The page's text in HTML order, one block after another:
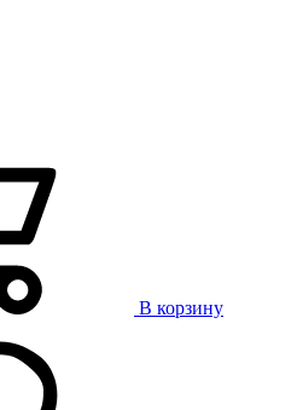
В корзину